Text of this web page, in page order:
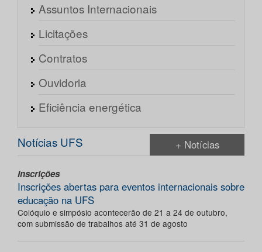
Assuntos Internacionais
Licitações
Contratos
Ouvidoria
Eficiência energética
Notícias UFS + Notícias
Inscrições
Inscrições abertas para eventos internacionais sobre
educação na UFS
Colóquio e simpósio acontecerão de 21 a 24 de outubro,
com submissão de trabalhos até 31 de agosto